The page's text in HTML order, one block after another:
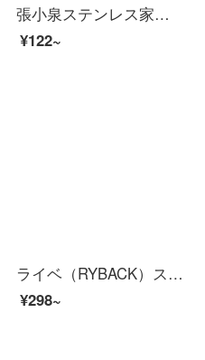
張小泉ステンレス家庭用ハサミ事務所用ハサミHBS-154
¥122~
ライベ（RYBACK）ステンレス鋼の強力な骨切り厨房多機能家庭用ハサミに、魚骨を厚くした鶏肉と鴨肉の切り身、焼き肉に骨切り、野菜の骨切り、骨切りをした、骨付きの強い鶏の骨ハサミ。
¥298~